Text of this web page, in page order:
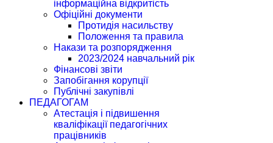
інформаційна відкритість
Офіційні документи
Протидія насильству
Положення та правила
Накази та розпорядження
2023/2024 навчальний рік
Фінансові звіти
Запобігання корупції
Публічні закупівлі
ПЕДАГОГАМ
Атестація і підвишення
кваліфікації педагогічних
працівників